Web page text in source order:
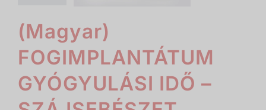
(Magyar)
FOGIMPLANTÁTUM
GYÓGYULÁSI IDŐ –